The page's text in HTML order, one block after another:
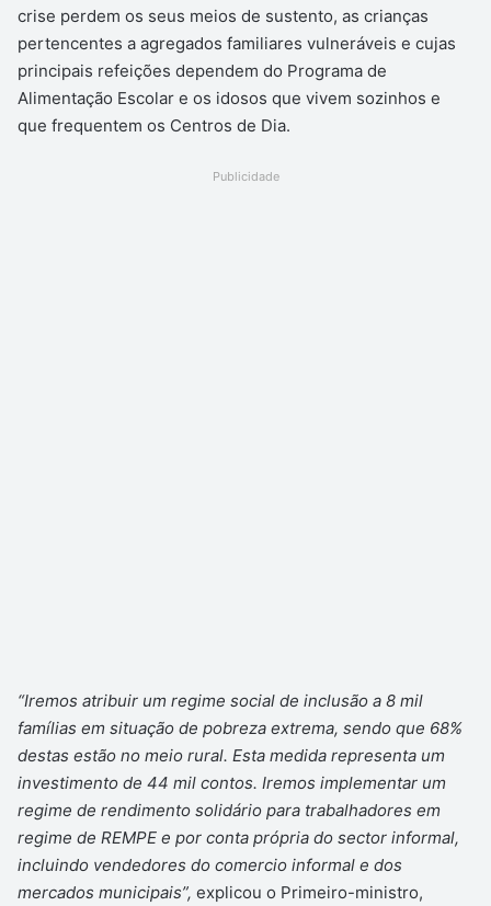
crise perdem os seus meios de sustento, as crianças
pertencentes a agregados familiares vulneráveis e cujas
principais refeições dependem do Programa de
Alimentação Escolar e os idosos que vivem sozinhos e
que frequentem os Centros de Dia.
Publicidade
“Iremos atribuir um regime social de inclusão a 8 mil
famílias em situação de pobreza extrema, sendo que 68%
destas estão no meio rural. Esta medida representa um
investimento de 44 mil contos. Iremos implementar um
regime de rendimento solidário para trabalhadores em
regime de REMPE e por conta própria do sector informal,
incluindo vendedores do comercio informal e dos
mercados municipais”, explicou o Primeiro-ministro,